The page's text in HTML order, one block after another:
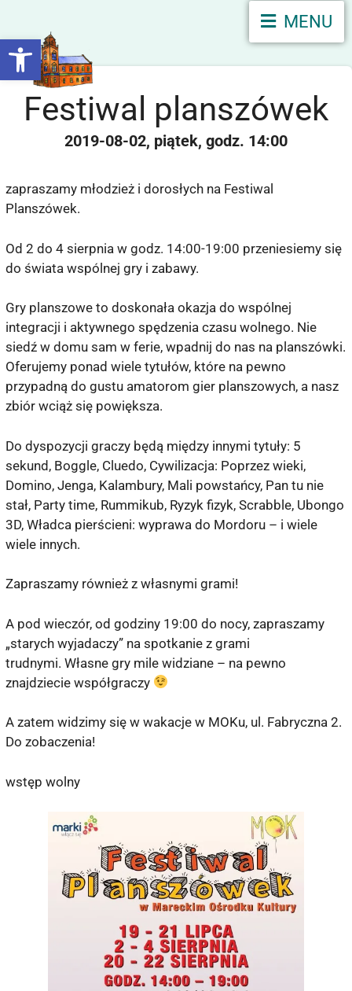
Otwórz pasek narzędzi
MENU
Festiwal planszówek
2019-08-02 piątek 14:00
zapraszamy młodzież i dorosłych na Festiwal
Planszówek.
Od 2 do 4 sierpnia w godz. 14:00-19:00 przeniesiemy się
do świata wspólnej gry i zabawy.
Gry planszowe to doskonała okazja do wspólnej
integracji i aktywnego spędzenia czasu wolnego. Nie
siedź w domu sam w ferie, wpadnij do nas na planszówki.
Oferujemy ponad wiele tytułów, które na pewno
przypadną do gustu amatorom gier planszowych, a nasz
zbiór wciąż się powiększa.
Do dyspozycji graczy będą między innymi tytuły: 5
sekund, Boggle, Cluedo, Cywilizacja: Poprzez wieki,
Domino, Jenga, Kalambury, Mali powstańcy, Pan tu nie
stał, Party time, Rummikub, Ryzyk fizyk, Scrabble, Ubongo
3D, Władca pierścieni: wyprawa do Mordoru – i wiele
wiele innych.
Zapraszamy również z własnymi grami!
A pod wieczór, od godziny 19:00 do nocy, zapraszamy
„starych wyjadaczy” na spotkanie z grami
trudnymi. Własne gry mile widziane – na pewno
znajdziecie współgraczy
A zatem widzimy się w wakacje w MOKu, ul. Fabryczna 2.
Do zobaczenia!
wstęp wolny